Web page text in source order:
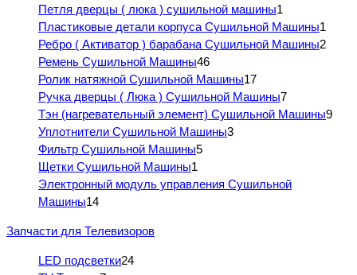
Петля дверцы ( люка ) сушильной машины1
Пластиковые детали корпуса Сушильной Машины1
Ребро ( Активатор ) барабана Сушильной Машины2
Ремень Сушильной Машины46
Ролик натяжной Сушильной Машины17
Ручка дверцы ( Люка ) Сушильной Машины7
Тэн (нагревательный элемент) Сушильной Машины9
Уплотнители Сушильной Машины3
Фильтр Сушильной Машины5
Щетки Сушильной Машины1
Электронный модуль управления Сушильной
Машины14
Запчасти для Телевизоров
LED подсветки24